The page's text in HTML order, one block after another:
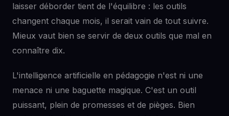
laisser déborder tient de l'équilibre : les outils
changent chaque mois, il serait vain de tout suivre.
Mieux vaut bien se servir de deux outils que mal en
connaître dix.
L'intelligence artificielle en pédagogie n'est ni une
menace ni une baguette magique. C'est un outil
puissant, plein de promesses et de pièges. Bien